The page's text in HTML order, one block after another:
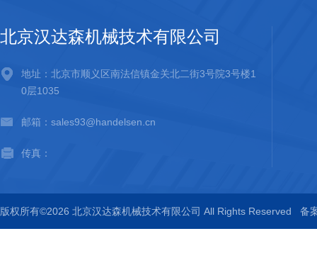
北京汉达森机械技术有限公司
地址：北京市顺义区南法信镇金关北二街3号院3号楼1
0层1035
邮箱：sales93@handelsen.cn
传真：
版权所有©2026 北京汉达森机械技术有限公司 All Rights Reserved 备